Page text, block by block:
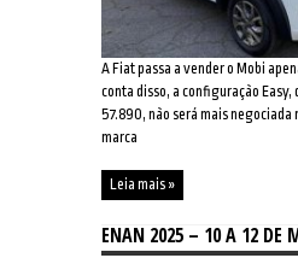
A Fiat passa a vender o Mobi
conta disso, a configuração Easy,
57.890, não será mais negociada
marca
Leia mais »
ENAN 2025 – 10 A 12 DE